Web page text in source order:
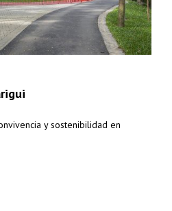
y sostenibilidad en